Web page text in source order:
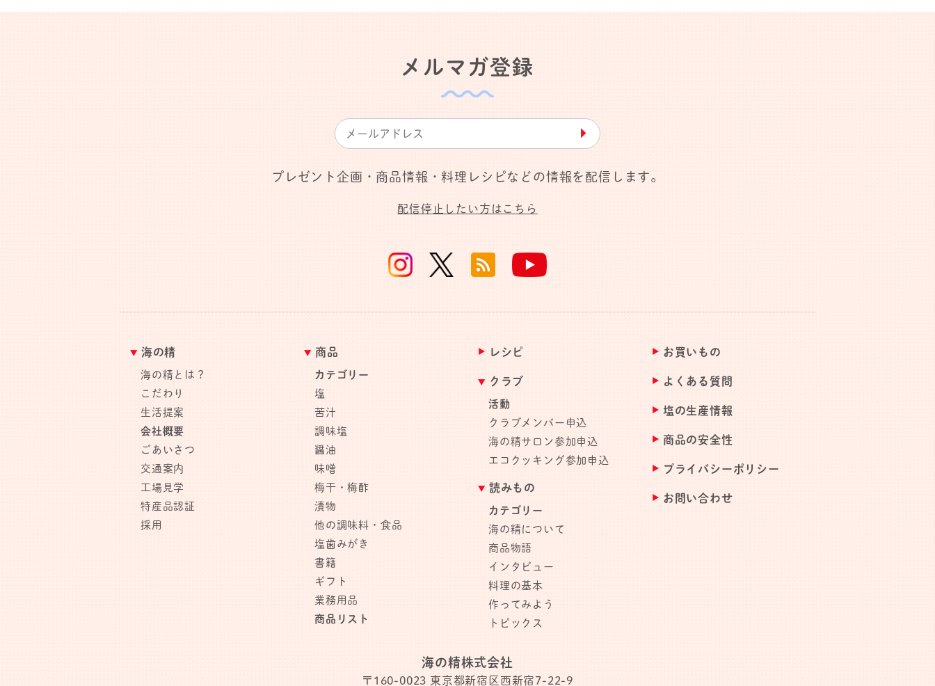
メルマガ登録
▶︎
プレゼント企画・商品情報・料理レシピなどの情報を配信します。
配信停止したい方はこちら
海の精
海の精とは？
こだわり
生活提案
会社概要
ごあいさつ
交通案内
工場見学
特産品認証
採用
商品
カテゴリー
塩
苦汁
調味塩
醤油
味噌
梅干・梅酢
漬物
他の調味料・食品
塩歯みがき
書籍
ギフト
業務用品
商品リスト
レシピ
クラブ
活動
クラブメンバー申込
海の精サロン参加申込
エコクッキング参加申込
読みもの
カテゴリー
海の精について
商品物語
インタビュー
料理の基本
作ってみよう
トピックス
お買いもの
よくある質問
塩の生産情報
商品の安全性
プライバシーポリシー
お問い合わせ
海の精株式会社
〒160-0023 東京都新宿区西新宿7-22-9